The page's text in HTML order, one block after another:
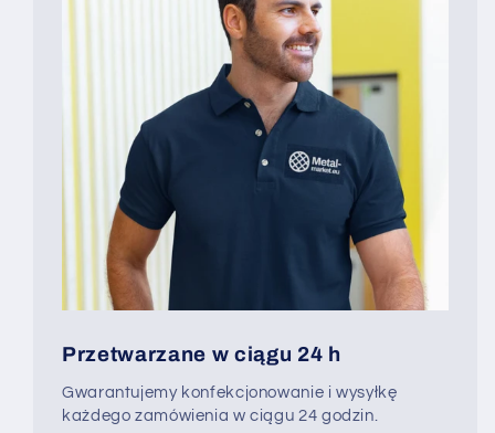
Przetwarzane w ciągu 24 h
Gwarantujemy konfekcjonowanie i wysyłkę
każdego zamówienia w ciągu 24 godzin.